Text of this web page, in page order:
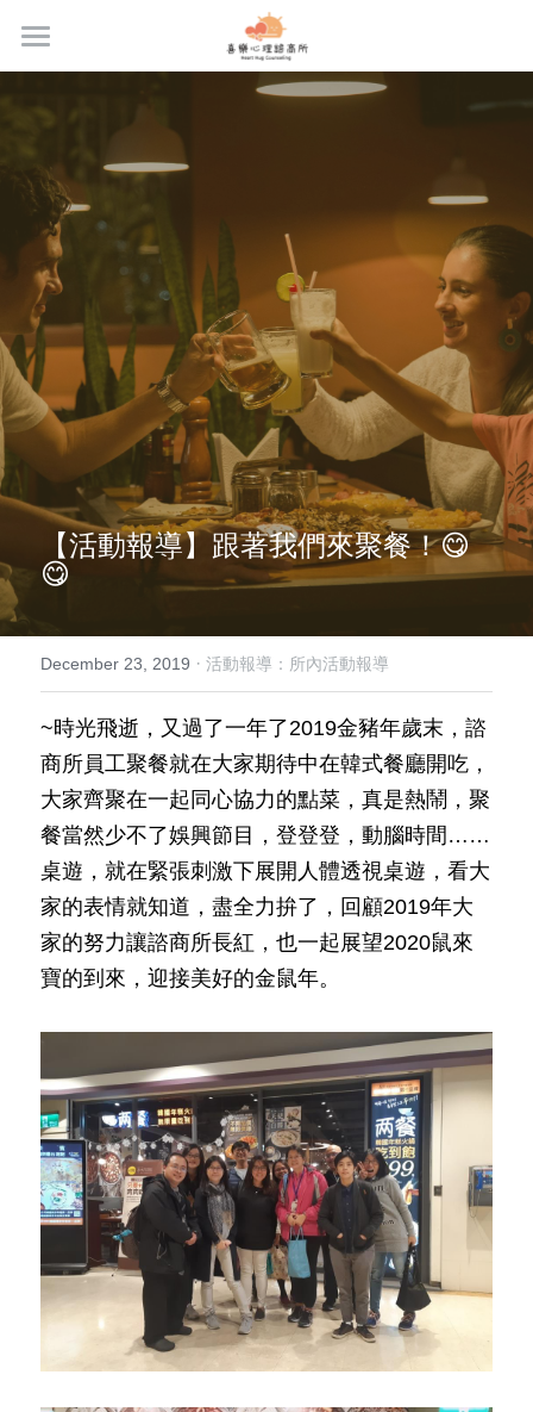
關於我們
服務內容
專業團隊
最新消息與好文
專業課程
場地租借
預約流程
我要預約
活動報導
15-45歲青壯心理健康方案
Search
English
English
02-2981-0715
hearthugcounseling@gmail.com
【活動報導】 跟著我們來聚餐！😋
😋
December 23, 2019 · 活動報導：所內活動報導
~時光飛逝，又過了一年了2019金豬年歲末，諮
商所員工聚餐就在大家期待中在韓式餐廳開吃，
大家齊聚在一起同心協力的點菜，真是熱鬧，聚
餐當然少不了娛興節目，登登登，動腦時間……
桌遊，就在緊張刺激下展開人體透視桌遊，看大
家的表情就知道，盡全力拚了，回顧2019年大
家的努力讓諮商所長紅，也一起展望2020鼠來
寶的到來，迎接美好的金鼠年。